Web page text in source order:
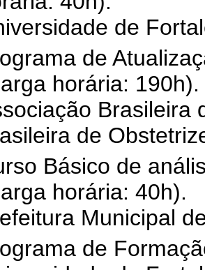
de
de
horária: 190h).
Brasileira
de
Básico de
horária: 40h).
Municipal
de